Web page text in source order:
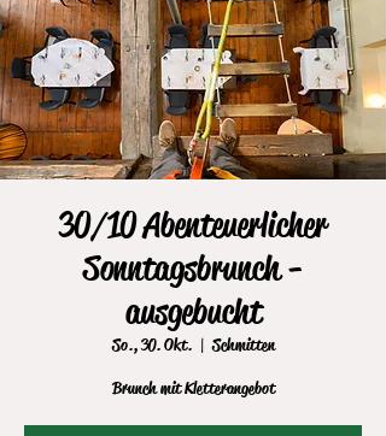
30/10 Abenteuerlicher
Sonntagsbrunch -
ausgebucht
So., 30. Okt.
  |
Schmitten
Brunch mit Kletterangebot